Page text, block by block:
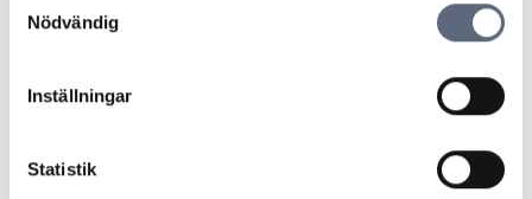
Nödvändig
Inställningar
Statistik
rätt att ta betalt för. De fakturor som leverantören
åberopat angav endast övergripande kostnader i
de kunde hänföras till konsumentens fastighet.
hade kostnader som konsumenten skulle står för
bedömdes konsumenten ha rätt att frånträda (häva)